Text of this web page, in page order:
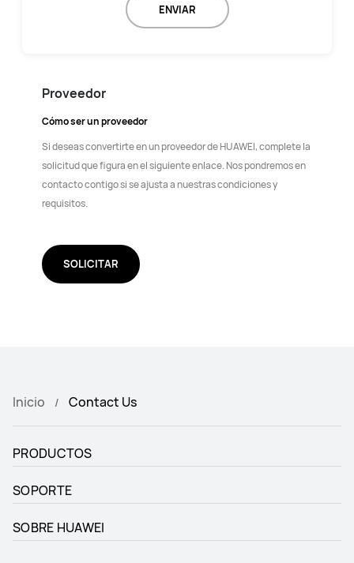
ENVIAR
Proveedor
Cómo ser un proveedor
Si deseas convertirte en un proveedor de HUAWEI, complete la
solicitud que figura en el siguiente enlace. Nos pondremos en
contacto contigo si se ajusta a nuestras condiciones y
requisitos.
SOLICITAR
Inicio Contact Us
PRODUCTOS
SOPORTE
SOBRE HUAWEI